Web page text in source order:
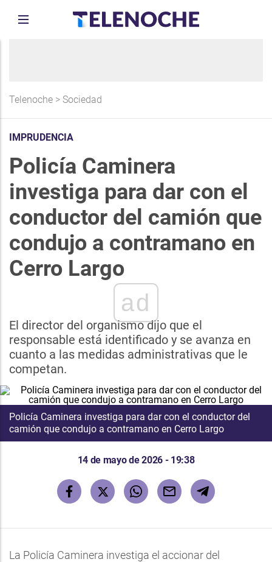
Telenoche > Sociedad
IMPRUDENCIA
Policía Caminera
investiga para dar con el
conductor del camión que
condujo a contramano en
Cerro Largo
ad
El director del organismo dijo que el
responsable está identificado y se avanza en
cuanto a las medidas administrativas que le
competan.
Policía Caminera investiga para dar con el conductor del
camión que condujo a contramano en Cerro Largo
14 de mayo de 2026 - 19:38
La Policía Caminera investiga el accionar del